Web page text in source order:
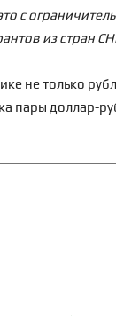
с
из стран
не только
пары доллар-